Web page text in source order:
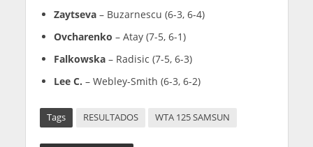
Zaytseva– Buzarnescu (6-3, 6-4)
Ovcharenko – Atay (7-5, 6-1)
Falkowska– Radisic (7-5, 6-3)
Lee C. – Webley-Smith (6-3, 6-2)
Tags RESULTADOS WTA 125 SAMSUN